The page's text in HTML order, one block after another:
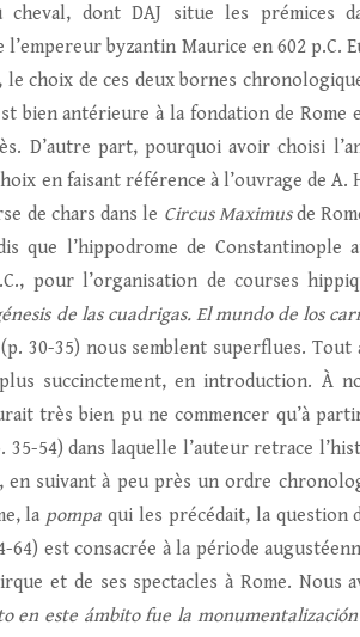
dont DAJ situe les prémices
byzantin Maurice en 602 p.C.
le choix de ces deux bornes
bien antérieure à la fondation de Rome
D’autre part, pourquoi avoir choisi
en faisant référence à l’ouvrage de A.
de chars dans le Circus Maximusde
que l’hippodrome de Constantinople
pour l’organisation de courses
de las cuadrigas. El mundo de los
30-35) nous semblent superflues. Tout
succinctement, en introduction. À
très bien pu ne commencer qu’à
35-54) dans laquelle l’auteur retrace
en suivant à peu près un ordre
la pompa qui les précédait, la question
64) est consacrée à la période
et de ses spectacles à Rome. Nous
en este ámbito fue la